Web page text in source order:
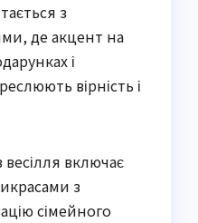
з
де акцент на
і
вірність і
включає
з
сімейного